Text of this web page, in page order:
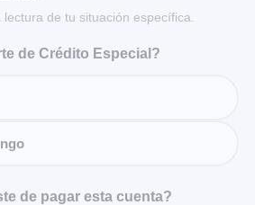
de tu situación específica.
de Crédito Especial?
de pagar esta cuenta?